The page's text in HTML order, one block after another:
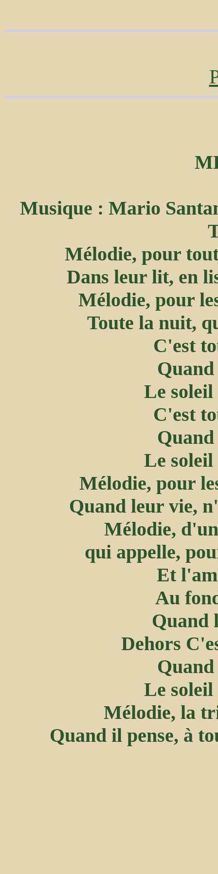
Musique : Mario
Mélodie, pour
Dans leur lit, en
Mélodie, pour
Toute la nuit,
C'est
Le soleil
C'est
Le soleil
Mélodie, pour
Quand leur vie,
Mélodie,
qui appelle,
Et
Au
Quand
Dehors
Le soleil
Mélodie, la
Quand il pense, à